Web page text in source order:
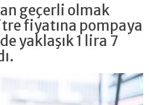
geçerli olmak
fiyatına pompaya
yaklaşık 1 lira 7